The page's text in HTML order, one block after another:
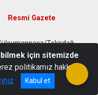
Resmi Gazete
Tekirdağ
80
için sitemizde
politikamız hakkında
Kabul et